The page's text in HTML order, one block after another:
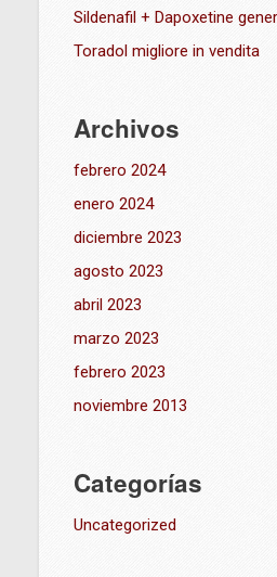
Sildenafil + Dapoxetine
Toradol migliore in vendita
Archivos
febrero 2024
enero 2024
diciembre 2023
agosto 2023
abril 2023
marzo 2023
febrero 2023
noviembre 2013
Categorías
Uncategorized